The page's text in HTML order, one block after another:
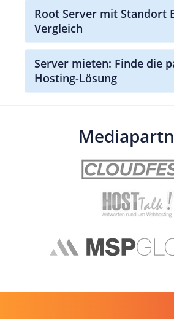
Root Server mit Standort
Vergleich
Server mieten: Finde die
Hosting-Lösung